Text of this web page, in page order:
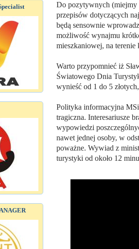
Do pozytywnych (miejmy
przepisów dotyczących
będą sensownie
możliwość wynajmu
mieszkaniowej, na
Warto przypomnieć iż
Światowego Dnia
wynieść od 1 do 5
Polityka informacyjna
tragiczna. Interesariusze
wypowiedzi
nawet jednej osoby, w
poważne. Wywiad z
turystyki od około 12